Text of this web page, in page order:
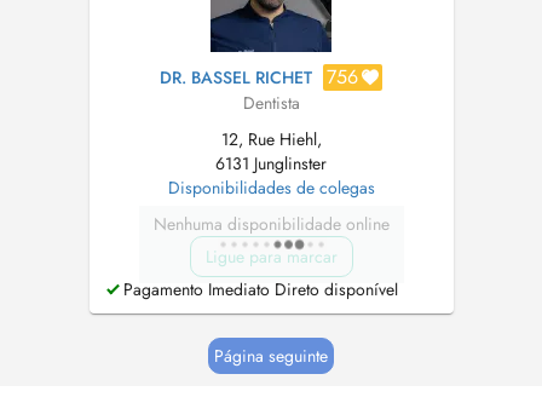
DR. BASSEL RICHET 756
Dentista
12, Rue Hiehl,
6131 Junglinster
Disponibilidades de colegas
Nenhuma disponibilidade online
Ligue para marcar
Pagamento Imediato Direto disponível
Página seguinte